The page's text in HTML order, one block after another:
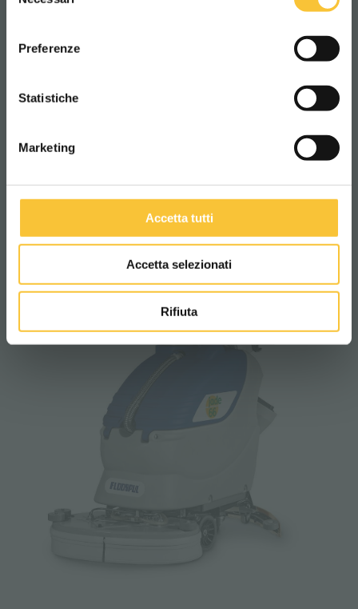
Preferenze
Statistiche
Marketing
Accetta tutti
Accetta selezionati
Rifiuta
jade 55 blt